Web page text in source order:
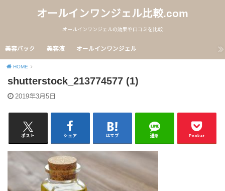
オールインワンジェル比較.com
オールインワンジェルの効果や口コミを比較
美容パック 美容液 オールインワンジェル
HOME
shutterstock_213774577 (1)
2019年3月5日
ポスト シェア はてブ 送る Pocket